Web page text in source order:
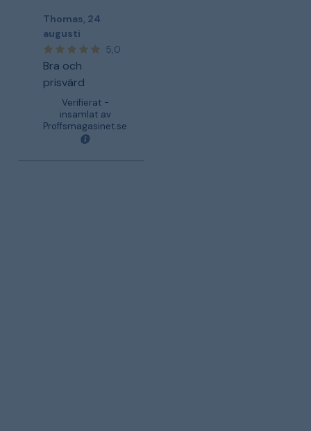
Thomas 24
augusti
5,0
Bra och
prisvärd
Verifierat -
insamlat av
Proffsmagasinet.se